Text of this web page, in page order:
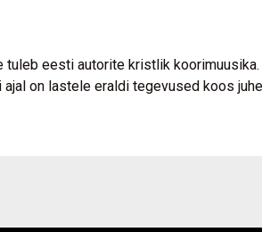
tuleb eesti autorite kristlik koorimuusika.
ajal on lastele eraldi tegevused koos